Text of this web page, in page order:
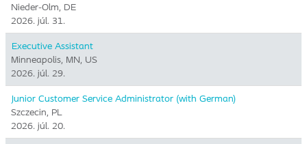
Nieder-Olm, DE
2026. júl. 31.
Executive Assistant
Minneapolis, MN, US
2026. júl. 29.
Junior Customer Service Administrator (with German)
Szczecin, PL
2026. júl. 20.